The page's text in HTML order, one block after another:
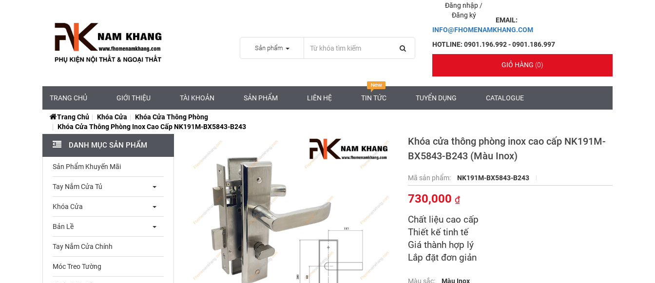
Sản phẩm
Đăng nhập /
Đăng ký
EMAIL:
INFO@FHOMENAMKHANG.COM
HOTLINE: 0901.196.992 - 0901.186.997
GIỎ HÀNG (0)
TRANG CHỦ GIỚI THIỆU TÀI KHOẢN SẢN PHẨM LIÊN HỆ TIN TỨC TUYỂN DỤNG CATALOGUE
Trang Chủ Khóa Cửa
Khóa Cửa Thông Phòng
Khóa Cửa Thông Phòng Inox Cao Cấp NK191M-BX5843-B243
DANH MỤC SẢN PHẨM
Sản Phẩm Khuyến Mãi
Tay Nắm Cửa Tủ
Khóa Cửa
Bản Lề
Tay Nắm Cửa Chính
Móc Treo Tường
Khóa cửa thông phòng inox cao cấp NK191M-
BX5843-B243 (Màu Inox)
Mã sản phẩm: NK191M-BX5843-B243
730,000 ₫
Chất liệu cao cấp
Thiết kế tinh tế
Giá thành hợp lý
Lắp đặt đơn giản
Màu sắc: Màu Inox